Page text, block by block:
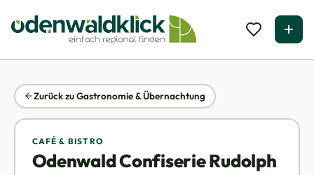
Zurück zu Gastronomie & Übernachtung
CAFÉ & BISTRO
Odenwald Confiserie Rudolph